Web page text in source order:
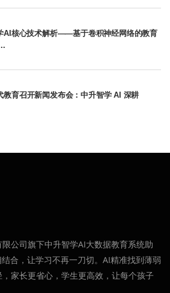
AI核心技术解析——基于卷积神经网络的教育
教育召开新闻发布会：中升智学 AI 深耕
公司旗下中升智学AI大数据教育系统助
合，让学习不再一刀切。AI精准找到薄弱
家长更省心，学生更高效，让每个孩子